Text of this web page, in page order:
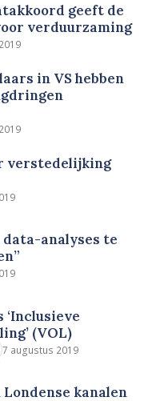
geeft de
verduurzaming
in VS hebben
verstedelijking
data-analyses te
(VOL)
7 augustus 2019
kanalen